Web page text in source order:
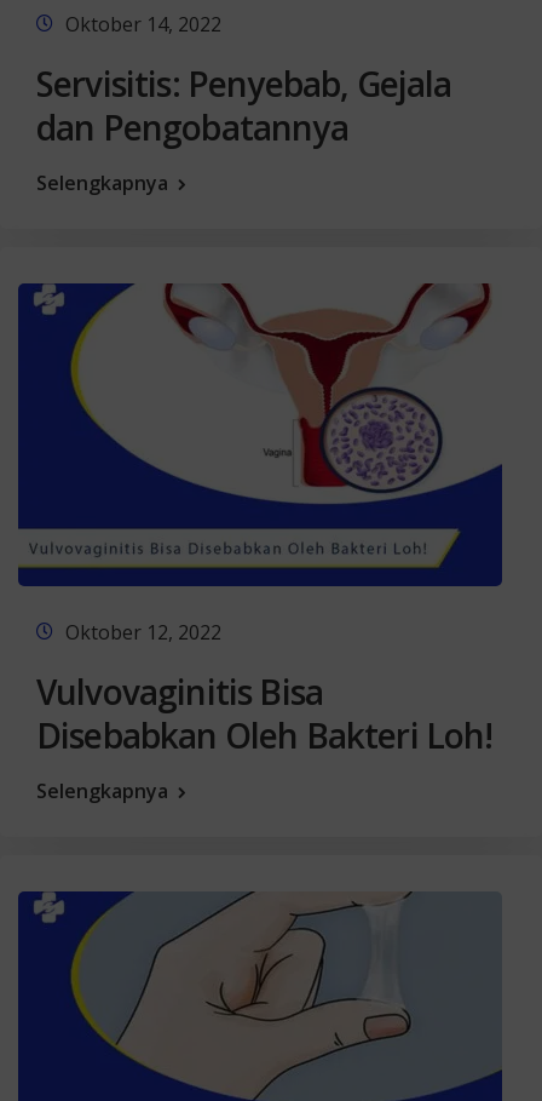
Oktober 14, 2022
Servisitis: Penyebab, Gejala
dan Pengobatannya
Selengkapnya
Oktober 12, 2022
Vulvovaginitis Bisa
Disebabkan Oleh Bakteri Loh!
Selengkapnya